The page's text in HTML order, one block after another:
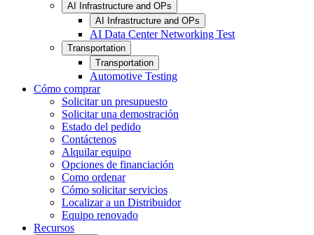
AI Infrastructure and OPs
AI Infrastructure and OPs
AI Data Center Networking Test
Transportation
Transportation
Automotive Testing
Cómo comprar
Solicitar un presupuesto
Solicitar una demostración
Estado del pedido
Contáctenos
Alquilar equipo
Opciones de financiación
Como ordenar
Cómo solicitar servicios
Localizar a un Distribuidor
Equipo renovado
Recursos